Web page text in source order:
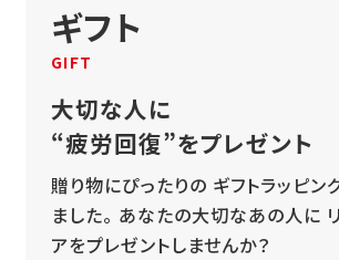
ギフト
GIFT
大切な人に
“疲労回復”をプレゼント
贈り物にぴったりの ギフトラッピン
ました。 あなたの大切なあの人に
アをプレゼントしませんか？